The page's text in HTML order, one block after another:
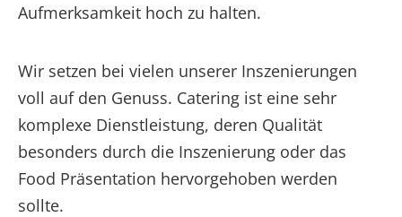
Aufmerksamkeit hoch zu halten.
Wir setzen bei vielen unserer Inszenierungen
voll auf den Genuss. Catering ist eine sehr
komplexe Dienstleistung, deren Qualität
besonders durch die Inszenierung oder das
Food Präsentation hervorgehoben werden
sollte.